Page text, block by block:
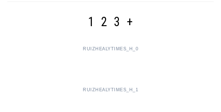
1 2 3 +
RUIZHEALYTIMES_H_0
RUIZHEALYTIMES_H_1